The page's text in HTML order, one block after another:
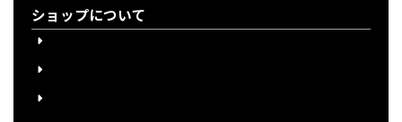
ショップについて